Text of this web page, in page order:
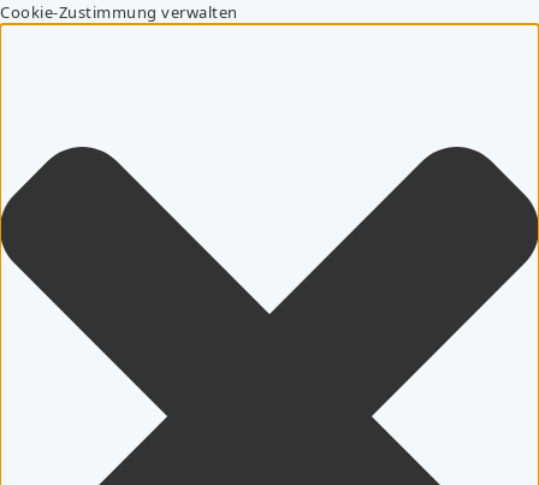
Cookie-Zustimmung verwalten